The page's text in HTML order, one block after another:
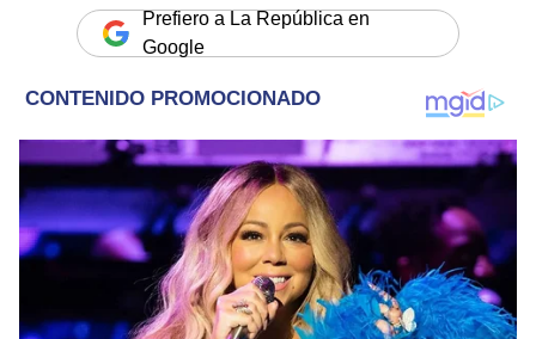
Prefiero a La República en
Google